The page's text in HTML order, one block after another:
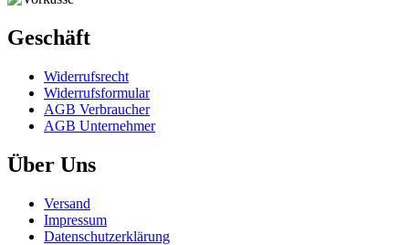
Geschäft
Widerrufs­recht
Widerrufs­formular
AGB Verbraucher
AGB Unternehmer
Über Uns
Versand
Impressum
Daten­schutz­erklärung